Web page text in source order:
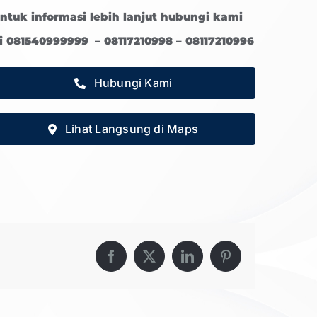
informasi lebih lanjut hubungi kami
081540999999 – 08117210998 – 08117210996
Hubungi Kami
Lihat Langsung di Maps
Facebook
X LinkedInPinterest